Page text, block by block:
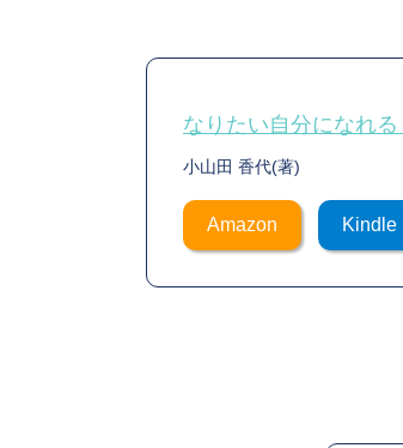
なりたい自分になれ
小山田 香代(著)
Amazon Kindle